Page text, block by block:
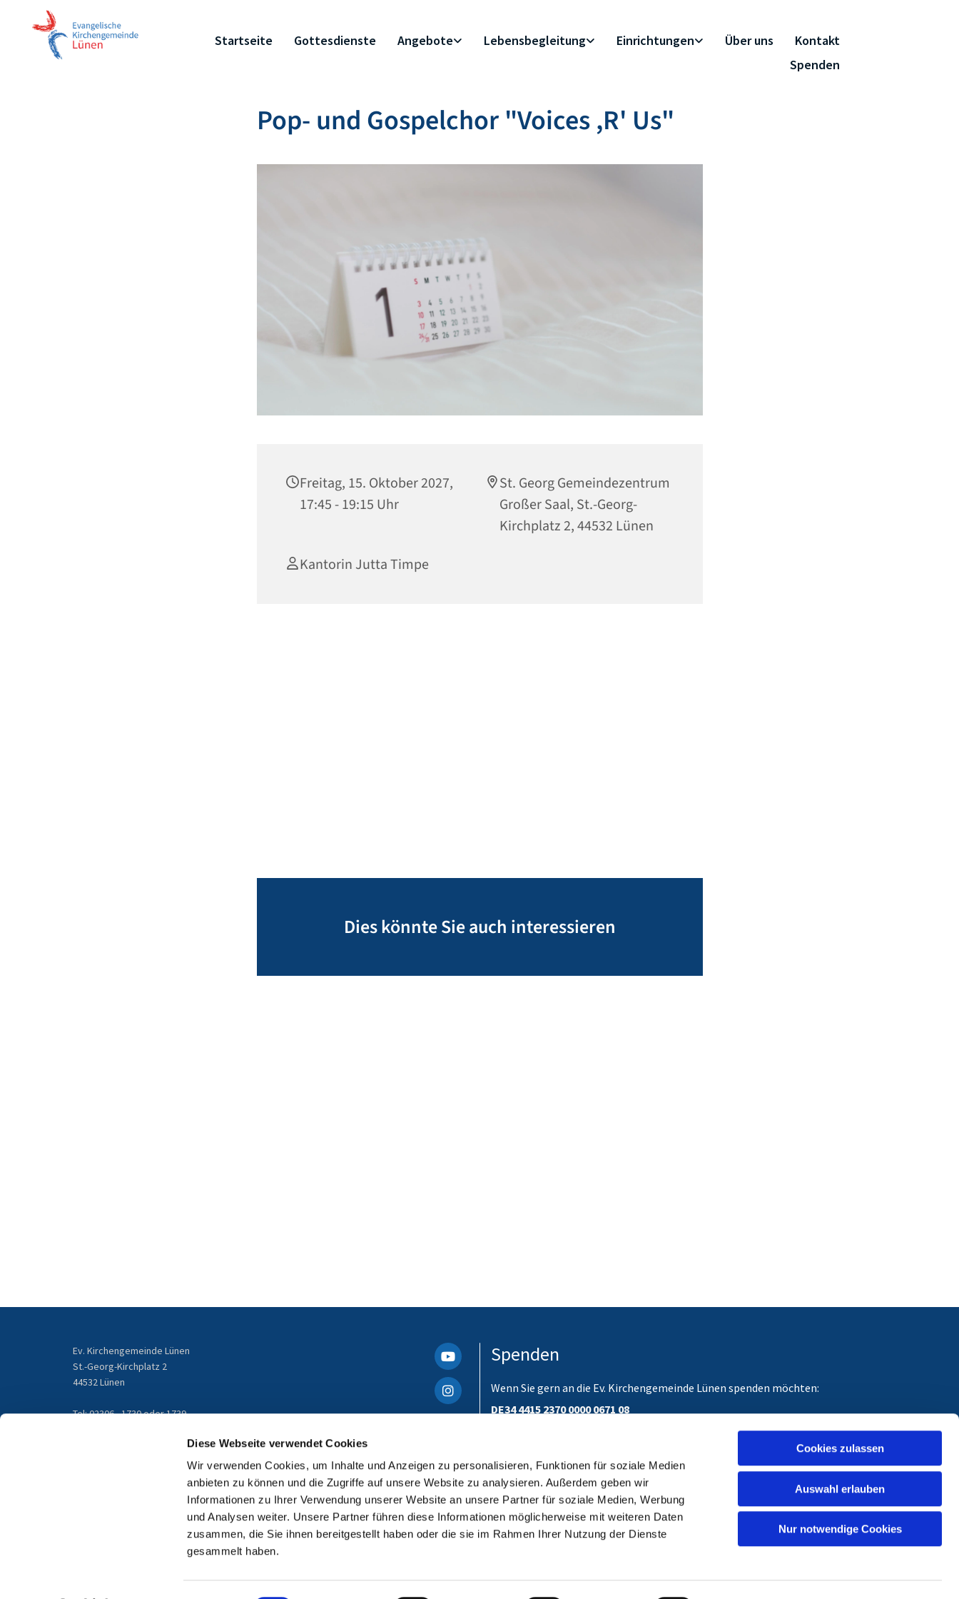
Diese Webseite verwendet Cookies
Wir verwenden Cookies, um Inhalte und Anzeigen zu personalisieren, Funktionen für soziale Medien
anbieten zu können und die Zugriffe auf unsere Website zu analysieren. Außerdem geben wir
Informationen zu Ihrer Verwendung unserer Website an unsere Partner für soziale Medien, Werbung
und Analysen weiter. Unsere Partner führen diese Informationen möglicherweise mit weiteren Daten
zusammen, die Sie ihnen bereitgestellt haben oder die sie im Rahmen Ihrer Nutzung der Dienste
gesammelt haben.
Cookies zulassen
Auswahl erlauben
Nur notwendige Cookies
Startseite Gottesdienste Angebote Lebensbegleitung Einrichtungen Über uns
Kontakt
Spenden
Pop- und Gospelchor "Voices ,R' Us"
Freitag, 15. Oktober 2027,
17:45 - 19:15 Uhr
St. Georg Gemeindezentrum
Großer Saal, St.-Georg-
Kirchplatz 2, 44532 Lünen
Kantorin Jutta Timpe
Dies könnte Sie auch interessieren
Ev. Kirchengemeinde Lünen
St.-Georg-Kirchplatz 2
44532 Lünen
Tel: 02306 - 1730 oder 1739
Spenden
Wenn Sie gern an die Ev. Kirchengemeinde Lünen spenden möchten:
DE34 4415 2370 0000 0671 08
Bitte unbedingt einen Verwendungszweck angeben, für den Ihre Spende gedacht